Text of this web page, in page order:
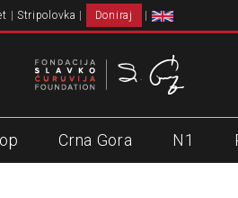
Stripolovka Doniraj
Crna Gora N1